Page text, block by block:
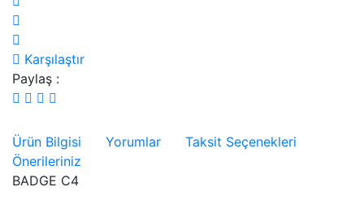
Karşılaştır
Paylaş :
Ürün Bilgisi Yorumlar
Taksit Seçenekleri
Önerileriniz
BADGE C4